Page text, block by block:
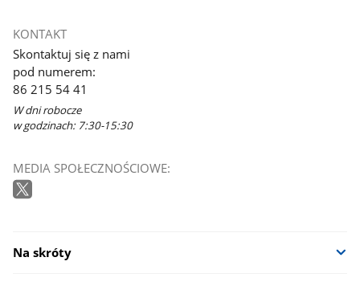
KONTAKT
Skontaktuj się z nami
pod numerem:
86 215 54 41
W dni robocze
w godzinach: 7:30-15:30
MEDIA SPOŁECZNOŚCIOWE:
Na skróty